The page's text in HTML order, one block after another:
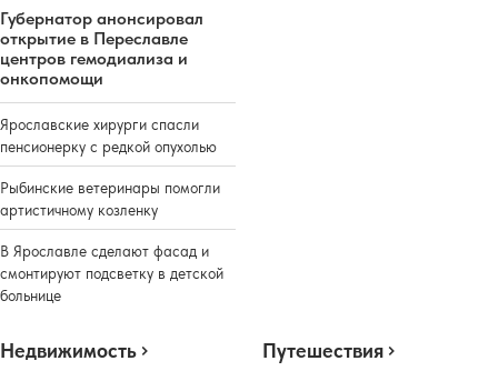
Губернатор анонсировал
открытие в Переславле
центров гемодиализа и
онкопомощи
Ярославские хирурги спасли
пенсионерку с редкой опухолью
Рыбинские ветеринары помогли
артистичному козленку
В Ярославле сделают фасад и
смонтируют подсветку в детской
больнице
Недвижимость Путешествия